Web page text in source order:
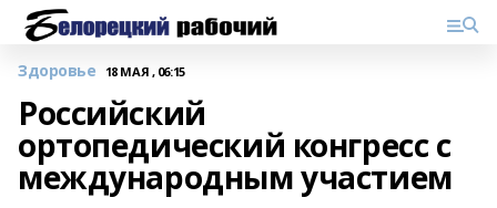
Здоровье 18 МАЯ , 06:15
Российский
ортопедический конгресс с
международным участием